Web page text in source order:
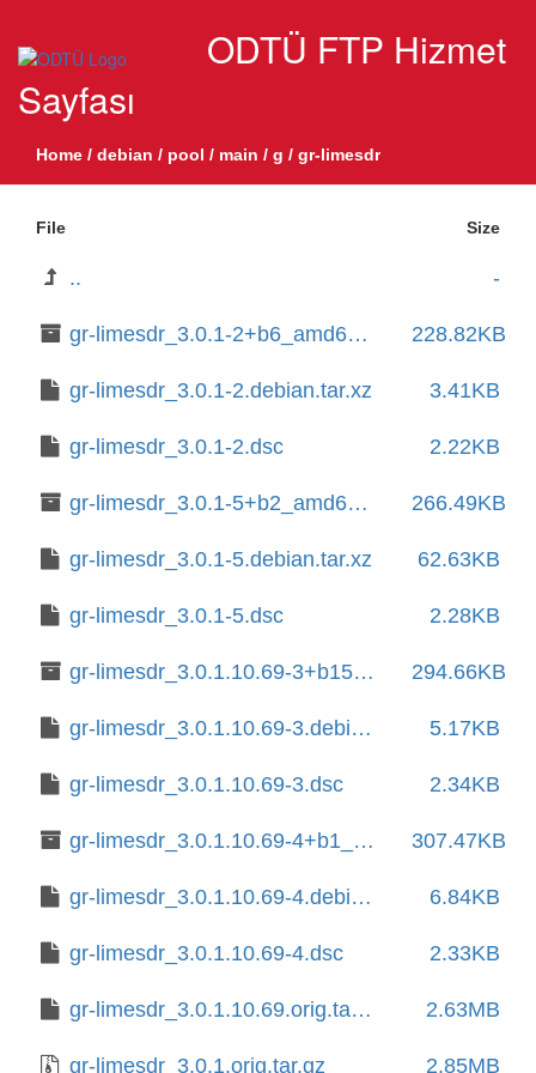
ODTÜ FTP Hizmet
Sayfası
Home / debian / pool / main / g / gr-limesdr
File Size
.. -
gr-limesdr_3.0.1-2+b6_amd64.deb 228.82KB
gr-limesdr_3.0.1-2.debian.tar.xz 3.41KB
gr-limesdr_3.0.1-2.dsc 2.22KB
gr-limesdr_3.0.1-5+b2_amd64.deb 266.49KB
gr-limesdr_3.0.1-5.debian.tar.xz 62.63KB
gr-limesdr_3.0.1-5.dsc 2.28KB
gr-limesdr_3.0.1.10.69-3+b15_amd64.deb 294.66KB
gr-limesdr_3.0.1.10.69-3.debian.tar.xz 5.17KB
gr-limesdr_3.0.1.10.69-3.dsc 2.34KB
gr-limesdr_3.0.1.10.69-4+b1_amd64.deb 307.47KB
gr-limesdr_3.0.1.10.69-4.debian.tar.xz 6.84KB
gr-limesdr_3.0.1.10.69-4.dsc 2.33KB
gr-limesdr_3.0.1.10.69.orig.tar.xz 2.63MB
gr-limesdr_3.0.1.orig.tar.gz 2.85MB